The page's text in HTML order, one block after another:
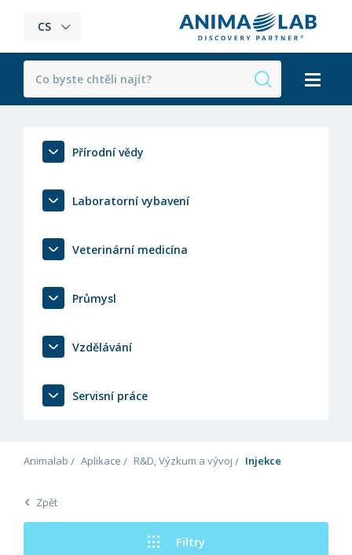
CS
Přírodní vědy
Laboratorní vybavení
Veterinární medicína
Průmysl
Vzdělávání
Servisní práce
Animalab Aplikace R&D, Výzkum a vývoj Injekce
Zpět
Filtry